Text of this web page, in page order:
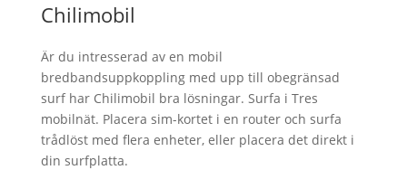
Chilimobil
Är du intresserad av en mobil
bredbandsuppkoppling med upp till obegränsad
surf har Chilimobil bra lösningar. Surfa i Tres
mobilnät. Placera sim-kortet i en router och surfa
trådlöst med flera enheter, eller placera det direkt i
din surfplatta.